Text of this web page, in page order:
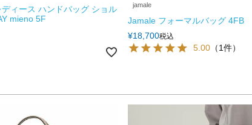
ィース ハンドバッグ ショル
mieno 5F
jamale
Jamale フォーマルバッグ 4FB
¥18,700税込
5.00 （1件）